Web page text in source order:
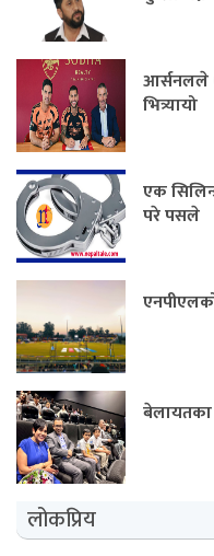
आर्सनलले
भित्र्यायो
एक
परे पसले
बेलायतका
लोकप्रिय